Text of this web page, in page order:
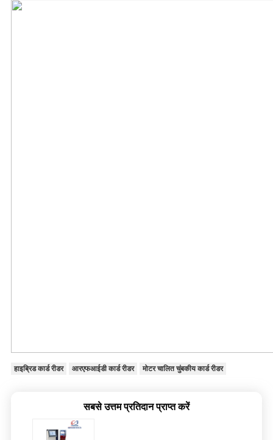
हाइब्रिड कार्ड रीडर आरएफआईडी कार्ड रीडर मोटर चालित चुंबकीय कार्ड रीडर
सबसे उत्तम प्रतिदान प्राप्त करें